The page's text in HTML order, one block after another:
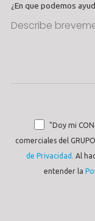
¿En que podemos
"Doy mi
comerciales del
de Privacidad. Al
entender la